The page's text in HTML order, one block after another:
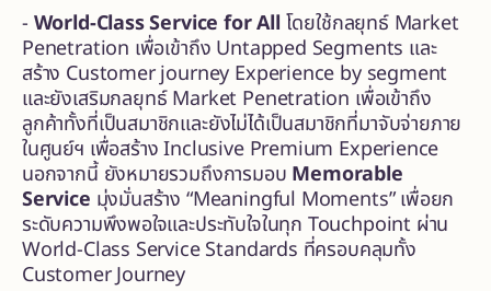
- World-Class Service for All โดยใช้กลยุทธ์ Market
Penetration เพื่อเข้าถึง Untapped Segments และ
สร้าง Customer journey Experience by segment
และยังเสริมกลยุทธ์ Market Penetration เพื่อเข้าถึง
ลูกค้าทั้งที่เป็นสมาชิกและยังไม่ได้เป็นสมาชิกที่มาจับจ่ายภาย
ในศูนย์ฯ เพื่อสร้าง Inclusive Premium Experience
นอกจากนี้ ยังหมายรวมถึงการมอบ Memorable
Service มุ่งมั่นสร้าง “Meaningful Moments” เพื่อยก
ระดับความพึงพอใจและประทับใจในทุก Touchpoint ผ่าน
World-Class Service Standards ที่ครอบคลุมทั้ง
Customer Journey